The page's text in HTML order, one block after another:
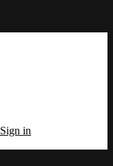
Sign in